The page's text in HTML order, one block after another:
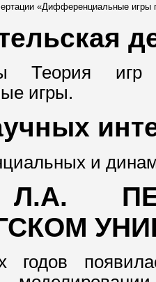
«Дифференциальные игры
Теория
игры.
и
Л.А.